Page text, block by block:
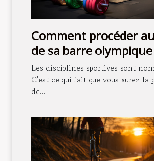
Comment procéder
de sa barre olympique
Les disciplines sportives sont
C'est ce qui fait que vous aurez la
de...